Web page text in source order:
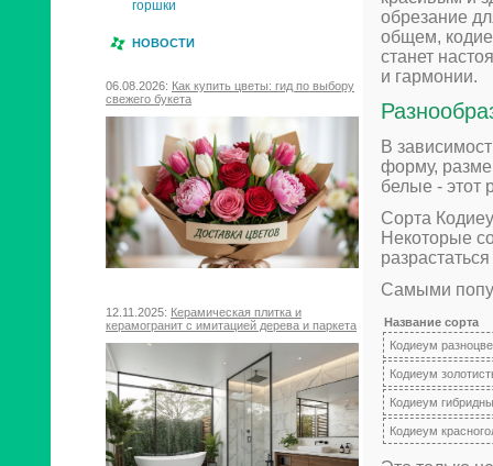
горшки
НОВОСТИ
06.08.2026: Как купить цветы: гид по выбору
свежего букета
12.11.2025: Керамическая плитка и
керамогранит с имитацией дерева и паркета
обрезание
общем,
станет
и гармонии.
В
форму,
белые - этот
Сорта
Некоторые
Самыми
Название сорта
Кодиеум
Кодиеум
Кодиеум
Кодиеум